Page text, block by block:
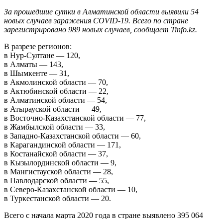
За прошедшие сутки в Алматинской области выявили 54
новых случаев заражения COVID-19. Всего по стране
зарегистрировано 989 новых случаев, сообщает Tinfo.kz.
В разрезе регионов:
в Нур-Султане — 120,
в Алматы — 143,
в Шымкенте — 31,
в Акмолинской области — 70,
в Актюбинской области — 22,
в Алматинской области — 54,
в Атырауской области — 49,
в Восточно-Казахстанской области — 77,
в Жамбылской области — 33,
в Западно-Казахстанской области — 60,
в Карагандинской области — 171,
в Костанайской области — 37,
в Кызылординской области — 9,
в Мангистауской области — 28,
в Павлодарской области — 55,
в Северо-Казахстанской области — 10,
в Туркестанской области — 20.
Всего с начала марта 2020 года в стране выявлено 395 064